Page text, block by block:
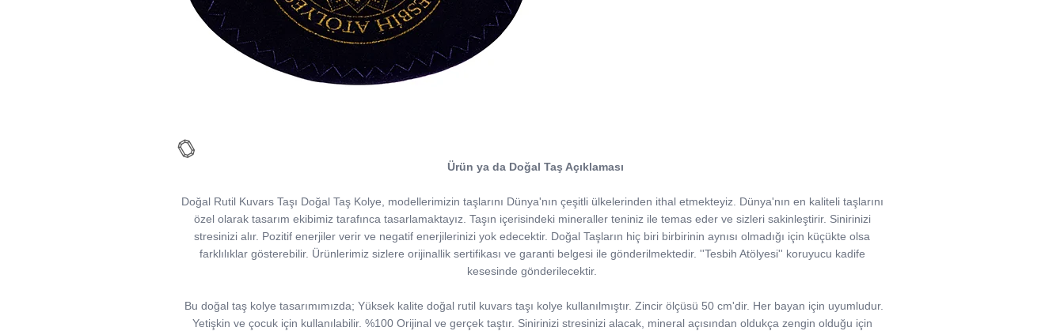
Ürün ya da Doğal Taş Açıklaması
Doğal Rutil Kuvars Taşı Doğal Taş Kolye, modellerimizin taşlarını Dünya'nın çeşitli ülkelerinden ithal etmekteyiz. Dünya'nın en kaliteli taşlarını
özel olarak tasarım ekibimiz tarafınca tasarlamaktayız. Taşın içerisindeki mineraller teniniz ile temas eder ve sizleri sakinleştirir. Sinirinizi
stresinizi alır. Pozitif enerjiler verir ve negatif enerjilerinizi yok edecektir. Doğal Taşların hiç biri birbirinin aynısı olmadığı için küçükte olsa
farklılıklar gösterebilir. Ürünlerimiz sizlere orijinallik sertifikası ve garanti belgesi ile gönderilmektedir. ''Tesbih Atölyesi'' koruyucu kadife
kesesinde gönderilecektir.
Bu doğal taş kolye tasarımımızda; Yüksek kalite doğal rutil kuvars taşı kolye kullanılmıştır. Zincir ölçüsü 50 cm'dir. Her bayan için uyumludur.
Yetişkin ve çocuk için kullanılabilir. %100 Orijinal ve gerçek taştır. Sinirinizi stresinizi alacak, mineral açısından oldukça zengin olduğu için